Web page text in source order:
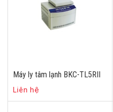
Máy ly tâm lạnh BKC-TL5RII
Liên hệ